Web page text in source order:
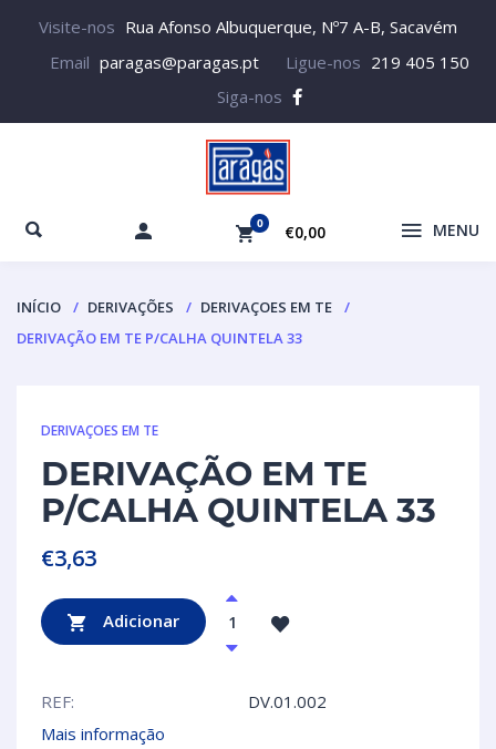
Visite-nos Rua Afonso Albuquerque, Nº7 A-B, Sacavém
Email paragas@paragas.pt Ligue-nos 219 405 150
Siga-nos
0 €0,00 MENU
INÍCIO DERIVAÇÕES
DERIVAÇOES EM TE
DERIVAÇÃO EM TE P/CALHA QUINTELA 33
DERIVAÇOES EM TE
DERIVAÇÃO EM TE
P/CALHA QUINTELA 33
€3,63
Adicionar
REF:
DV.01.002
Mais informação